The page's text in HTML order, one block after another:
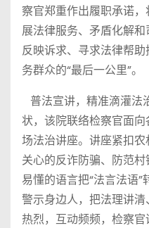
察官郑重作出履职承诺
展法律服务、矛盾化解
反映诉求、寻求法律帮
务群众的“最后一公里”。
普法宣讲，精准滴灌法
状，该院联络检察官面
场法治讲座。讲座紧扣
关心的反诈防骗、防范
易懂的语言把“法言法语”
警示身边人，把法理讲
热烈，互动频频，检察